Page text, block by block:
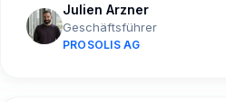
Julien Arzner
Geschäftsführer
PROSOLIS AG